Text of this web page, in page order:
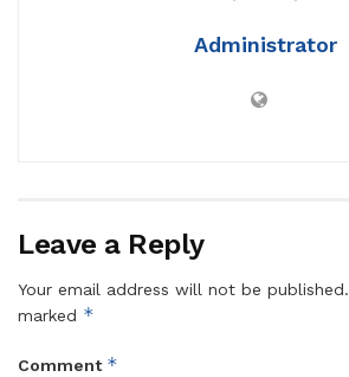
Administrator
Leave a Reply
Your email address will not be published.
marked *
Comment *